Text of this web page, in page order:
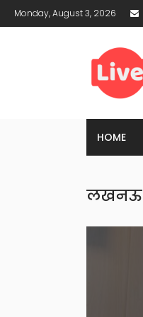
Monday, August 3, 2026
HOME
लखनऊ